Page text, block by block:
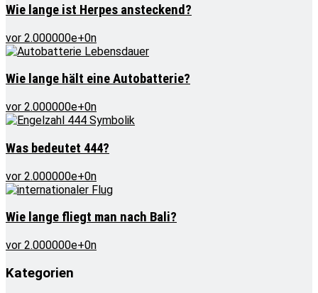
Wie lange ist Herpes ansteckend?
vor 2.000000e+0n
Wie lange hält eine Autobatterie?
vor 2.000000e+0n
Was bedeutet 444?
vor 2.000000e+0n
Wie lange fliegt man nach Bali?
vor 2.000000e+0n
Kategorien